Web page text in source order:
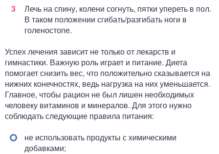
Лечь на спину, колени согнуть, пятки упереть в пол.
В таком положении сгибать/разгибать ноги в
голеностопе.
Успех лечения зависит не только от лекарств и
гимнастики. Важную роль играет и питание. Диета
помогает снизить вес, что положительно сказывается на
нижних конечностях, ведь нагрузка на них уменьшается.
Главное, чтобы рацион не был лишен необходимых
человеку витаминов и минералов. Для этого нужно
соблюдать следующие правила питания:
не использовать продукты с химическими
добавками;